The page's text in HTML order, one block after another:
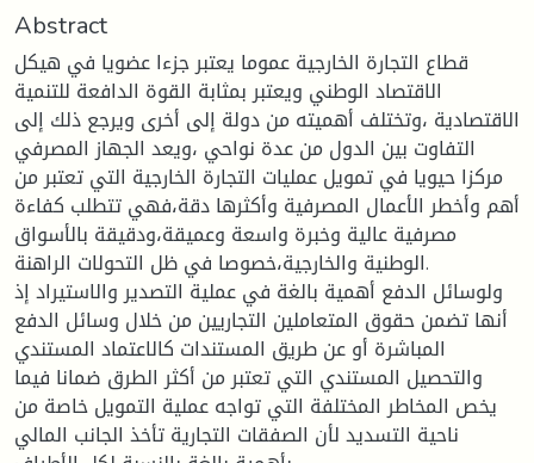
Abstract
قطاع التجارة الخارجية عموما يعتبر جزءا عضويا في هيكل
الاقتصاد الوطني ويعتبر بمثابة القوة الدافعة للتنمية
الاقتصادية ،وتختلف أهميته من دولة إلى أخرى ويرجع ذلك إلى
التفاوت بين الدول من عدة نواحي ،ويعد الجهاز المصرفي
مركزا حيويا في تمويل عمليات التجارة الخارجية التي تعتبر من
أهم وأخطر الأعمال المصرفية وأكثرها دقة،فهي تتطلب كفاءة
مصرفية عالية وخبرة واسعة وعميقة،ودقيقة بالأسواق
الوطنية والخارجية،خصوصا في ظل التحولات الراهنة.
ولوسائل الدفع أهمية بالغة في عملية التصدير والاستيراد إذ
أنها تضمن حقوق المتعاملين التجاريين من خلال وسائل الدفع
المباشرة أو عن طريق المستندات كالاعتماد المستندي
والتحصيل المستندي التي تعتبر من أكثر الطرق ضمانا فيما
يخص المخاطر المختلفة التي تواجه عملية التمويل خاصة من
ناحية التسديد لأن الصفقات التجارية تأخذ الجانب المالي